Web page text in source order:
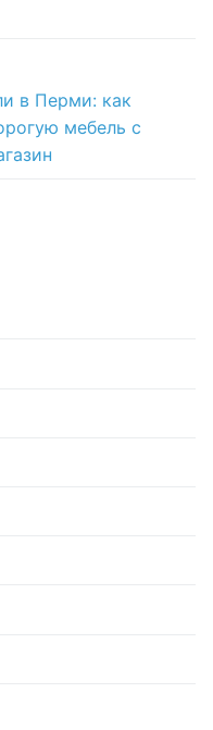
в Перми: как
мебель с